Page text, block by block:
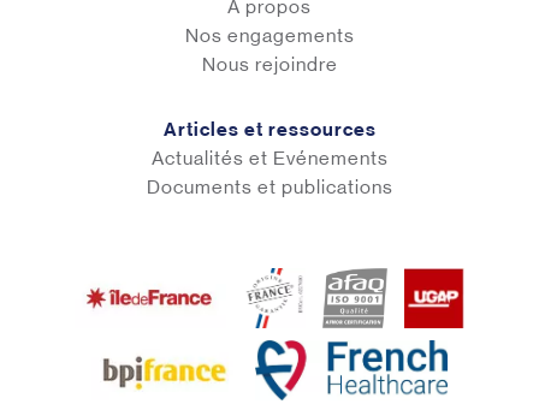
A propos
Nos engagements
Nous rejoindre
Articles et ressources
Actualités et Evénements
Documents et publications